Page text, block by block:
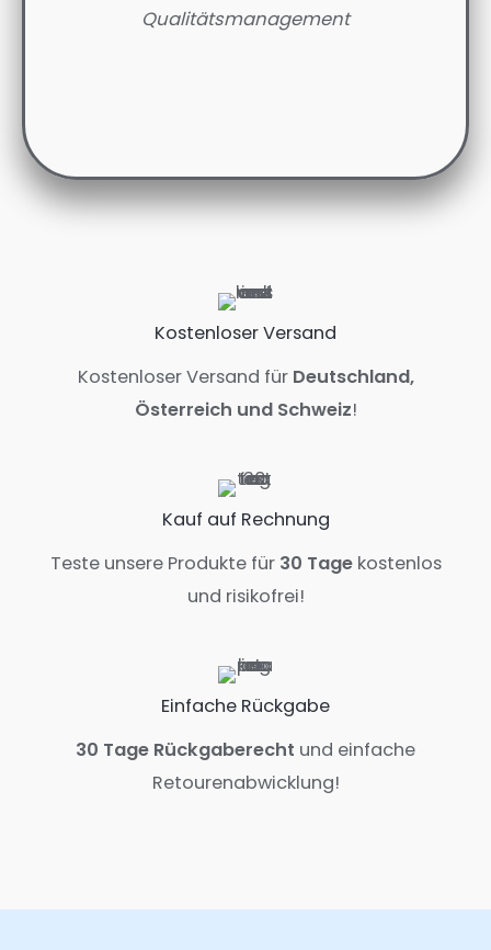
Qualitätsmanagement
Kostenloser Versand
Kostenloser Versand für Deutschland,
Österreich und Schweiz!
Kauf auf Rechnung
Teste unsere Produkte für 30 Tagekostenlos
und risikofrei!
Einfache Rückgabe
30 Tage Rückgaberecht und einfache
Retourenabwicklung!